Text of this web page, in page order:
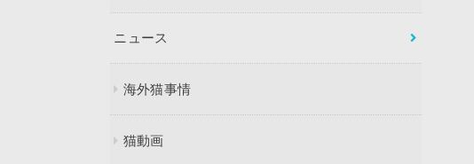
ニュース
海外猫事情
猫動画